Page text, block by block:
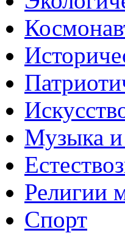
Музыка и
Религии
Спорт